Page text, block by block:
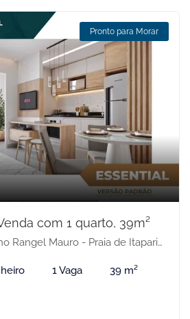
Pronto para Morar
com 1 quarto, 39m²
Mauro - Praia de Itaparica, Vila Velha-ES
1 Vaga 39 m²